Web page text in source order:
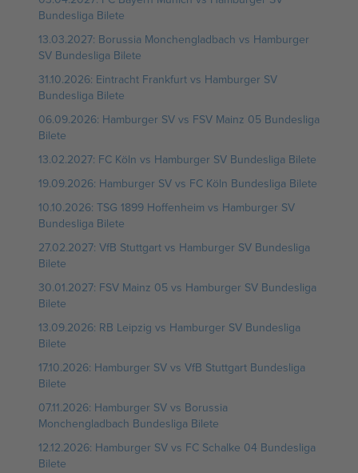
Bundesliga Bilete
13.03.2027: Borussia Monchengladbach vs Hamburger
SV Bundesliga Bilete
31.10.2026: Eintracht Frankfurt vs Hamburger SV
Bundesliga Bilete
06.09.2026: Hamburger SV vs FSV Mainz 05 Bundesliga
Bilete
13.02.2027: FC Köln vs Hamburger SV Bundesliga Bilete
19.09.2026: Hamburger SV vs FC Köln Bundesliga Bilete
10.10.2026: TSG 1899 Hoffenheim vs Hamburger SV
Bundesliga Bilete
27.02.2027: VfB Stuttgart vs Hamburger SV Bundesliga
Bilete
30.01.2027: FSV Mainz 05 vs Hamburger SV Bundesliga
Bilete
13.09.2026: RB Leipzig vs Hamburger SV Bundesliga
Bilete
17.10.2026: Hamburger SV vs VfB Stuttgart Bundesliga
Bilete
07.11.2026: Hamburger SV vs Borussia
Monchengladbach Bundesliga Bilete
12.12.2026: Hamburger SV vs FC Schalke 04 Bundesliga
Bilete